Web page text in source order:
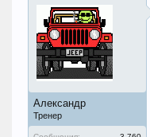
Александр
Тренер